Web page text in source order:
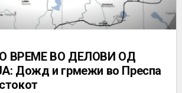
ВРЕМЕ ВО ДЕЛОВИ ОД
Дожд и грмежи во Преспа